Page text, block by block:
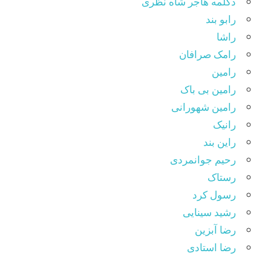
رابو بند
راشا
رامک صرافان
رامین
رامین بی باک
رامین شهورانی
رانیک
راین بند
رحیم جوانمردی
رستاک
رسول کرد
رشید سینایی
رضا آبزین
رضا استادی